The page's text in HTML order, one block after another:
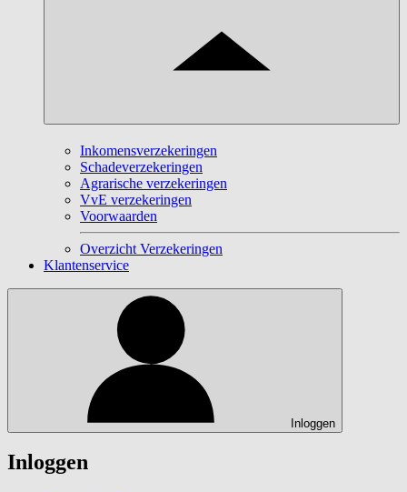
Inkomensverzekeringen
Schadeverzekeringen
Agrarische verzekeringen
VvE verzekeringen
Voorwaarden
Overzicht Verzekeringen
Klantenservice
Inloggen
Inloggen